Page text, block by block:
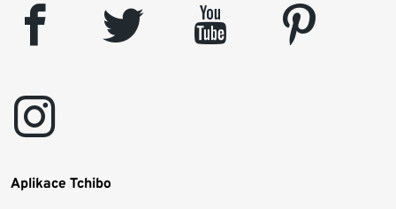
facebook twitter youtube
pinterest
instagram
Aplikace Tchibo